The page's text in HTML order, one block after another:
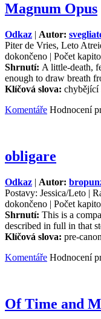
Magnum Opus
Odkaz | Autor:
Piter de Vries, Leto
dokončeno | Počet
Shrnutí: A little-death,
enough to draw breath
Klíčová slova: chybějící
Komentáře Hodnocení
obligare
Odkaz | Autor:
Postavy: Jessica/Leto |
dokončeno | Počet
Shrnutí: This is a
described in full in that
Klíčová slova: pre-
Komentáře Hodnocení
Of Time and